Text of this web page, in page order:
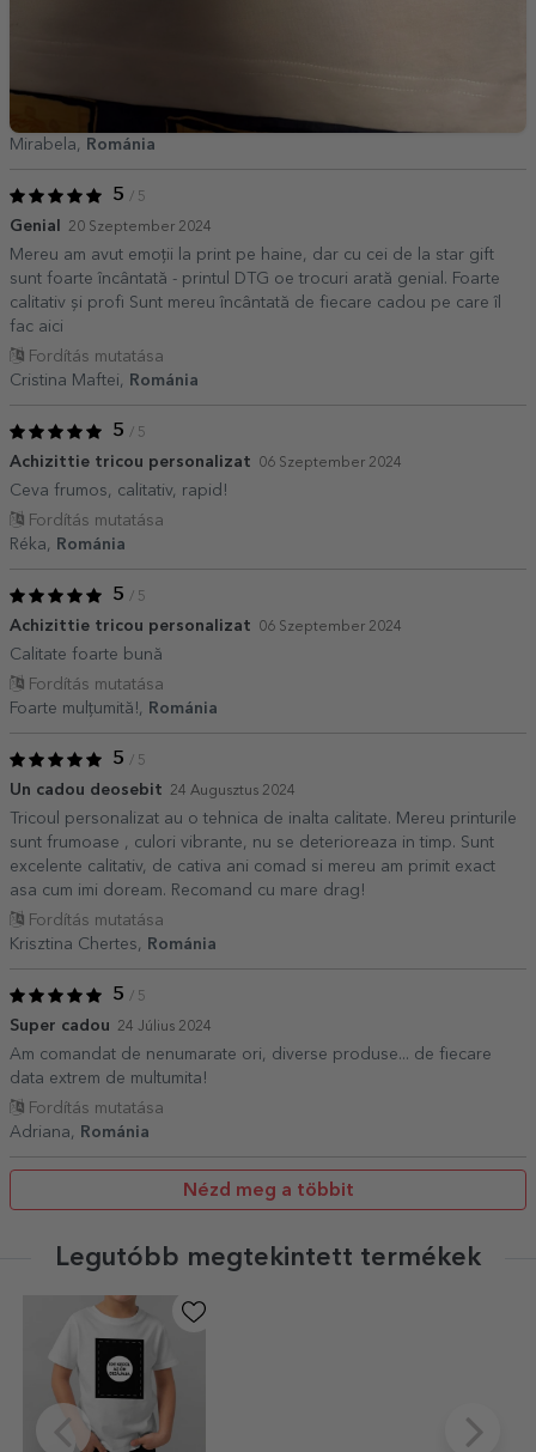
Mirabela, Románia
5 / 5
Genial 20 Szeptember 2024
Mereu am avut emoții la print pe haine, dar cu cei de la star gift
sunt foarte încântată - printul DTG oe trocuri arată genial. Foarte
calitativ și profi Sunt mereu încântată de fiecare cadou pe care îl
fac aici
Fordítás mutatása
Cristina Maftei,
Románia
5 / 5
Achizittie tricou personalizat 06 Szeptember 2024
Ceva frumos, calitativ, rapid!
Fordítás mutatása
Réka,
Románia
5 / 5
Achizittie tricou personalizat 06 Szeptember 2024
Calitate foarte bună
Fordítás mutatása
Foarte mulțumită!,
Románia
5 / 5
Un cadou deosebit 24 Augusztus 2024
Tricoul personalizat au o tehnica de inalta calitate. Mereu printurile
sunt frumoase , culori vibrante, nu se deterioreaza in timp. Sunt
excelente calitativ, de cativa ani comad si mereu am primit exact
asa cum imi doream. Recomand cu mare drag!
Fordítás mutatása
Krisztina Chertes,
Románia
5 / 5
Super cadou 24 Július 2024
Am comandat de nenumarate ori, diverse produse... de fiecare
data extrem de multumita!
Fordítás mutatása
Adriana,
Románia
Nézd meg a többit
Legutóbb megtekintett termékek